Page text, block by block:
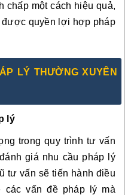
chấp một cách hiệu quả,
được quyền lợi hợp pháp
LÝ THƯỜNG XUYÊN
lý
trong quy trình tư vấn
giá nhu cầu pháp lý
tư vấn sẽ tiến hành điều
các vấn đề pháp lý mà